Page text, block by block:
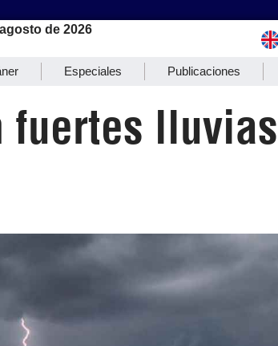
de 2026
Especiales Publicaciones
fuertes